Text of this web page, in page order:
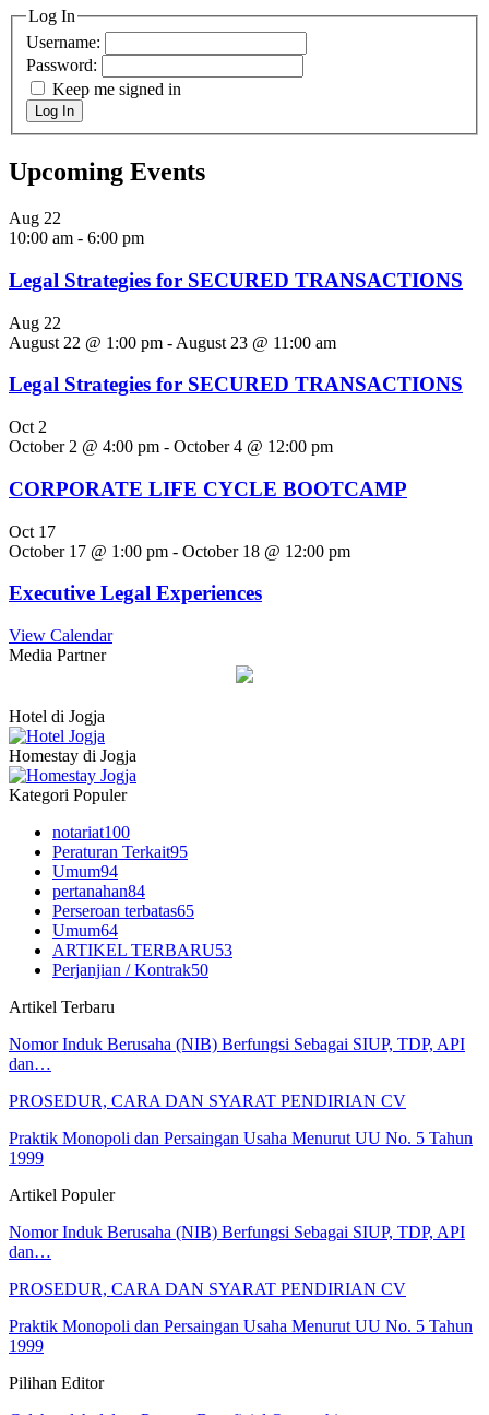
Log In
Username:
Password:
Keep me signed in
Log In
Upcoming Events
Aug 22
10:00 am - 6:00 pm
Legal Strategies for SECURED TRANSACTIONS
Aug 22
August 22 @ 1:00 pm - August 23 @ 11:00 am
Legal Strategies for SECURED TRANSACTIONS
Oct 2
October 2 @ 4:00 pm - October 4 @ 12:00 pm
CORPORATE LIFE CYCLE BOOTCAMP
Oct 17
October 17 @ 1:00 pm - October 18 @ 12:00 pm
Executive Legal Experiences
View Calendar
Media Partner
Hotel di Jogja
Homestay di Jogja
Kategori Populer
notariat100
Peraturan Terkait95
Umum94
pertanahan84
Perseroan terbatas65
Umum64
ARTIKEL TERBARU53
Perjanjian / Kontrak50
Artikel Terbaru
Nomor Induk Berusaha (NIB) Berfungsi Sebagai SIUP, TDP, API
dan…
PROSEDUR, CARA DAN SYARAT PENDIRIAN CV
Praktik Monopoli dan Persaingan Usaha Menurut UU No. 5 Tahun
1999
Artikel Populer
Nomor Induk Berusaha (NIB) Berfungsi Sebagai SIUP, TDP, API
dan…
PROSEDUR, CARA DAN SYARAT PENDIRIAN CV
Praktik Monopoli dan Persaingan Usaha Menurut UU No. 5 Tahun
1999
Pilihan Editor